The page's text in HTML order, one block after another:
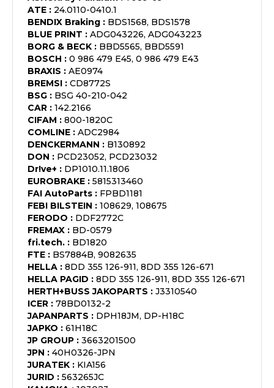
ATE : 24.0110-0410.1
BENDIX Braking : BDS1568, BDS1578
BLUE PRINT : ADG043226, ADG043223
BORG & BECK : BBD5565, BBD5591
BOSCH : 0 986 479 E45, 0 986 479 E43
BRAXIS : AE0974
BREMSI : CD8772S
BSG : BSG 40-210-042
CAR : 142.2166
CIFAM : 800-1820C
COMLINE : ADC2984
DENCKERMANN : B130892
DON : PCD23052, PCD23032
Dr!ve+ : DP1010.11.1806
EUROBRAKE : 5815313460
FAI AutoParts : FPBD1181
FEBI BILSTEIN : 108629, 108675
FERODO : DDF2772C
FREMAX : BD-0579
fri.tech. : BD1820
FTE : BS7884B, 9082635
HELLA : 8DD 355 126-911, 8DD 355 126-671
HELLA PAGID : 8DD 355 126-911, 8DD 355 126-671
HERTH+BUSS JAKOPARTS : J3310540
ICER : 78BD0132-2
JAPANPARTS : DPH18JM, DP-H18C
JAPKO : 61H18C
JP GROUP : 3663201500
JPN : 40H0326-JPN
JURATEK : KIA156
JURID : 563265JC